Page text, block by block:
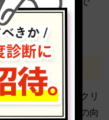
の確認を行う
、可能な範囲でクリ
とで、買取査定額の向